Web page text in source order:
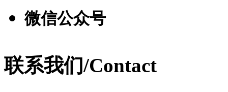
微信公众号
联系我们/Contact